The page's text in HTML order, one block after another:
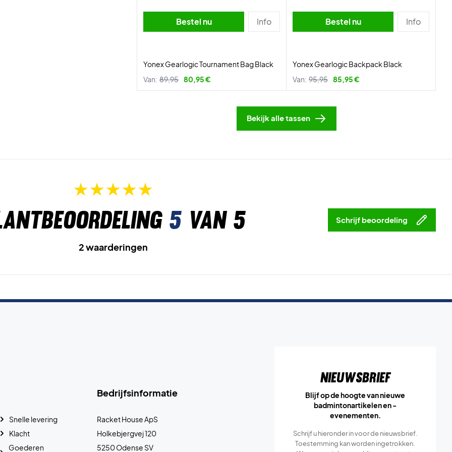
Bestel nu Info
Yonex Gearlogic Tournament Bag Black
Van: 89,95 80,95 €
Bestel nu Info
Yonex Gearlogic Backpack Black
Van: 95,95 85,95 €
Bekijk alle tassen
5van 5 Schrijf beoordeling
2 waarderingen
Bedrijfsinformatie
Racket House ApS
Holkebjergvej 120
5250 Odense SV
Snelle levering
Klacht
Goederen
Nieuwsbrief
Blijf op de hoogte van nieuwe
badmintonartikelen en -
evenementen.
Schrijf u hieronder in voor de nieuwsbrief.
Toestemming kan worden ingetrokken.